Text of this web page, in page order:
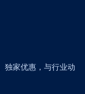
独家优惠，与行业动